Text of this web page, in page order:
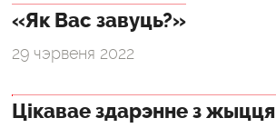
«Як Вас завуць?»
29 чэрвеня 2022
Цікавае здарэнне з жыцця